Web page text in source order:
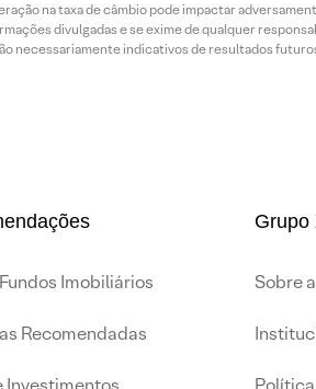
na taxa de câmbio pode impactar
divulgadas e se exime de qualquer
necessariamente indicativos de resultados
Imobiliários
Recomendadas
Grupo
Sobre